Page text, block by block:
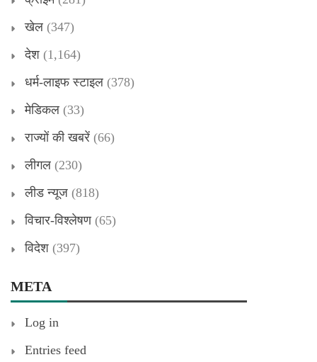
खेल (347)
देश (1,164)
धर्म-लाइफ स्टाइल (378)
मेडिकल (33)
राज्यों की खबरें (66)
लीगल (230)
लीड न्यूज (818)
विचार-विश्लेषण(65)
विदेश (397)
META
Log in
Entries feed